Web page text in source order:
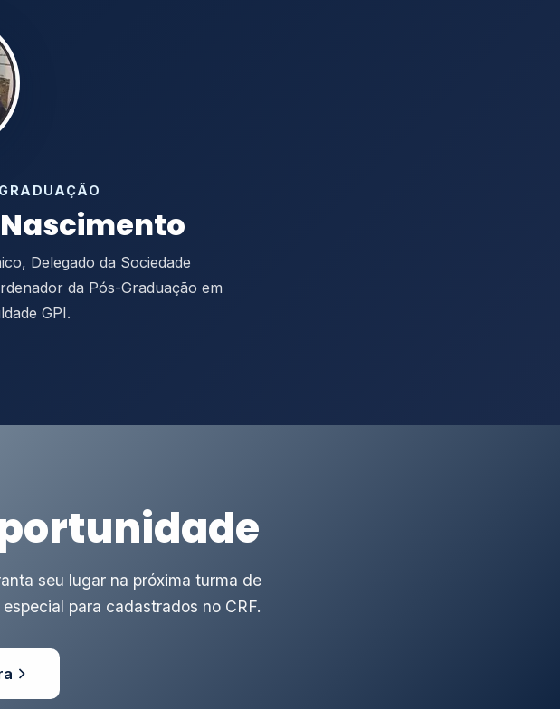
Delegado da Sociedade
da Pós-Graduação em
GPI.
seu lugar na próxima turma de
para cadastrados no CRF.